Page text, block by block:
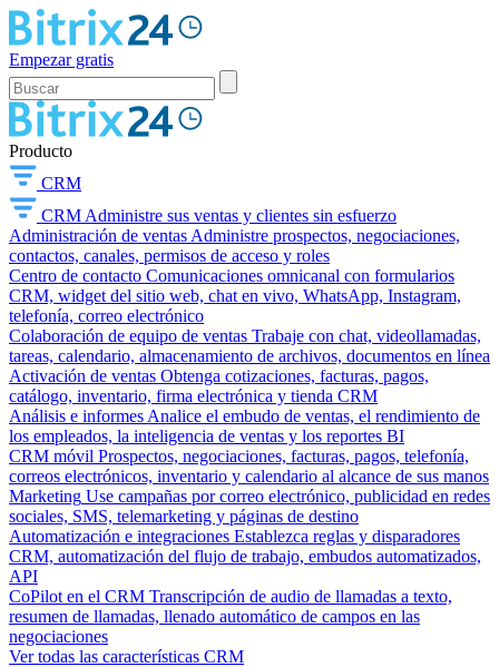
Empezar gratis
Producto
CRM
CRM Administre sus ventas y clientes sin esfuerzo
Administración de ventas Administre prospectos, negociaciones,
contactos, canales, permisos de acceso y roles
Centro de contacto Comunicaciones omnicanal con formularios
CRM, widget del sitio web, chat en vivo, WhatsApp, Instagram,
telefonía, correo electrónico
Colaboración de equipo de ventas Trabaje con chat, videollamadas,
tareas, calendario, almacenamiento de archivos, documentos en línea
Activación de ventas Obtenga cotizaciones, facturas, pagos,
catálogo, inventario, firma electrónica y tienda CRM
Análisis e informes Analice el embudo de ventas, el rendimiento de
los empleados, la inteligencia de ventas y los reportes BI
CRM móvil Prospectos, negociaciones, facturas, pagos, telefonía,
correos electrónicos, inventario y calendario al alcance de sus manos
Marketing Use campañas por correo electrónico, publicidad en redes
sociales, SMS, telemarketing y páginas de destino
Automatización e integraciones Establezca reglas y disparadores
CRM, automatización del flujo de trabajo, embudos automatizados,
API
CoPilot en el CRM Transcripción de audio de llamadas a texto,
resumen de llamadas, llenado automático de campos en las
negociaciones
Ver todas las características CRM